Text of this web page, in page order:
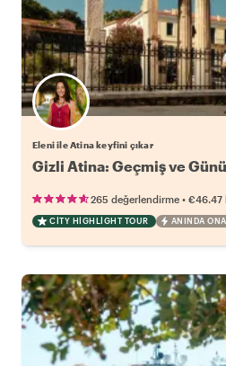
Eleni ile Atina keyfini çıkar
Gizli Atina: Geçmiş ve
265 değerlendirme • €46.47
CITY HIGHLIGHT TOUR ANINDA